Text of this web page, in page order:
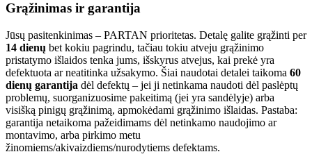
Grąžinimas ir garantija
Jūsų pasitenkinimas – PARTAN prioritetas. Detalę galite grąžinti per
14 dienų bet kokiu pagrindu, tačiau tokiu atveju grąžinimo
pristatymo išlaidos tenka jums, išskyrus atvejus, kai prekė yra
defektuota ar neatitinka užsakymo. Šiai naudotai detalei taikoma 60
dienų garantija dėl defektų – jei ji netinkama naudoti dėl paslėptų
problemų, suorganizuosime pakeitimą (jei yra sandėlyje) arba
visišką pinigų grąžinimą, apmokėdami grąžinimo išlaidas. Pastaba:
garantija netaikoma pažeidimams dėl netinkamo naudojimo ar
montavimo, arba pirkimo metu
žinomiems/akivaizdiems/nurodytiems defektams.